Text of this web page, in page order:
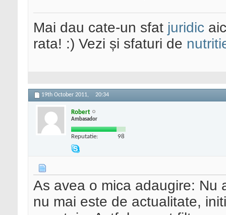
Mai dau cate-un sfat juridic
rata! :) Vezi și sfaturi de
19th October 2011, 20:34
Robert
Ambasador
Reputatie: 98
As avea o mica adaugire: Nu
nu mai este de actualitate,